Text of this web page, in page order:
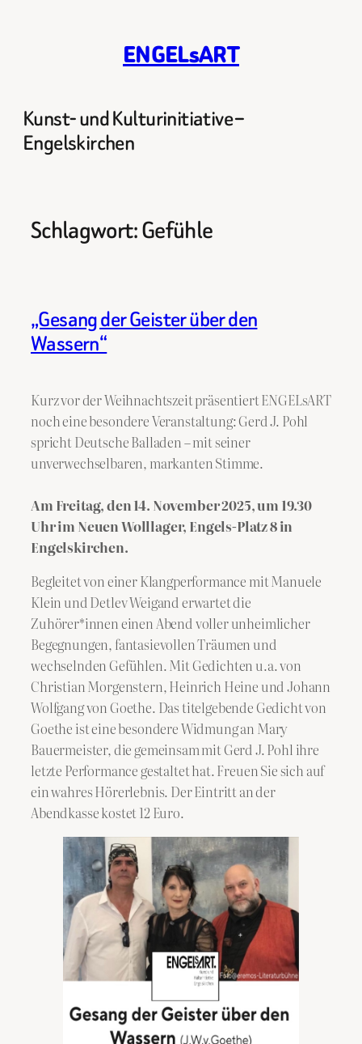
ENGELsART
Kunst- und Kulturinitiative –
Engelskirchen
Schlagwort:Gefühle
„Gesang der Geister über den
Wassern“
Kurz vor der Weihnachtszeit präsentiert ENGELsART
noch eine besondere Veranstaltung: Gerd J. Pohl
spricht Deutsche Balladen – mit seiner
unverwechselbaren, markanten Stimme.
Am Freitag, den 14. November 2025, um 19.30
Uhr im Neuen Wolllager, Engels-Platz 8 in
Engelskirchen.
Begleitet von einer Klangperformance mit Manuele
Klein und Detlev Weigand erwartet die
Zuhörer*innen einen Abend voller unheimlicher
Begegnungen, fantasievollen Träumen und
wechselnden Gefühlen. Mit Gedichten u.a. von
Christian Morgenstern, Heinrich Heine und Johann
Wolfgang von Goethe. Das titelgebende Gedicht von
Goethe ist eine besondere Widmung an Mary
Bauermeister, die gemeinsam mit Gerd J. Pohl ihre
letzte Performance gestaltet hat. Freuen Sie sich auf
ein wahres Hörerlebnis. Der Eintritt an der
Abendkasse kostet 12 Euro.